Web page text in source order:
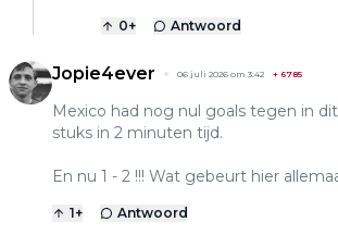
0+ Antwoord
Jopie4ever 06 juli 2026 om 3:42 + 6785
Mexico had nog nul goals tegen in
stuks in 2 minuten tijd.
En nu 1 - 2 !!! Wat gebeurt hier
1+ Antwoord